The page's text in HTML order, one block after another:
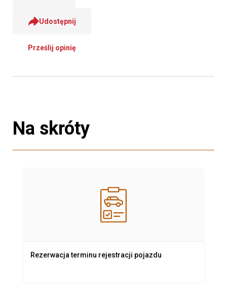
Udostępnij
Prześlij opinię
Na skróty
Rezerwacja terminu rejestracji pojazdu